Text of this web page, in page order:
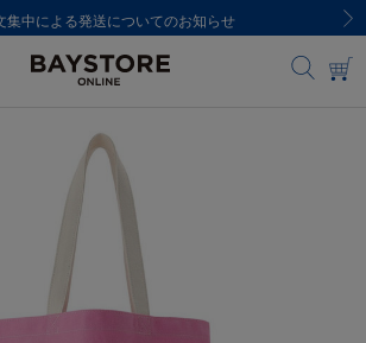
集中による発送についてのお知らせ